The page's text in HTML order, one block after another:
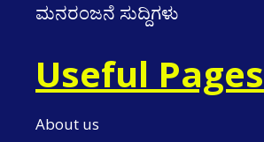
ಮನರಂಜನೆ ಸುದ್ದಿಗಳು
Useful Pages
About us